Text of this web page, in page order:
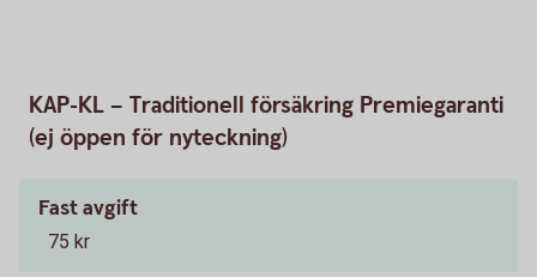
KAP-KL – Traditionell försäkring Premiegaranti
(ej öppen för nyteckning)
Fast avgift
75 kr